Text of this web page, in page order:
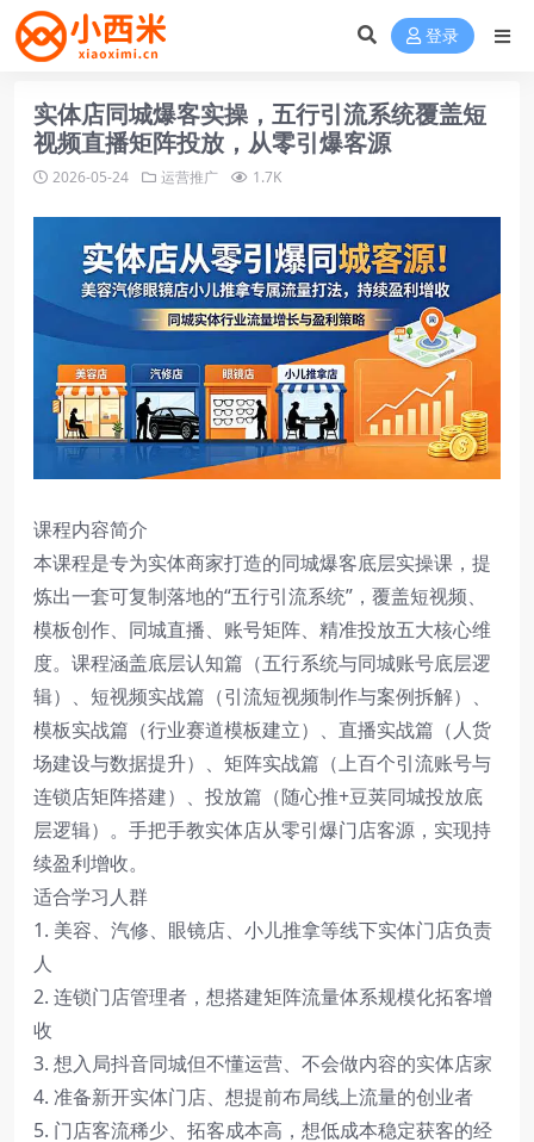
登录
实体店同城爆客实操，五行引流系统覆盖短
视频直播矩阵投放，从零引爆客源
2026-05-24 运营推广 1.7K
课程内容简介
本课程是专为实体商家打造的同城爆客底层实操课，提
炼出一套可复制落地的“五行引流系统”，覆盖短视频、
模板创作、同城直播、账号矩阵、精准投放五大核心维
度。课程涵盖底层认知篇（五行系统与同城账号底层逻
辑）、短视频实战篇（引流短视频制作与案例拆解）、
模板实战篇（行业赛道模板建立）、直播实战篇（人货
场建设与数据提升）、矩阵实战篇（上百个引流账号与
连锁店矩阵搭建）、投放篇（随心推+豆荚同城投放底
层逻辑）。手把手教实体店从零引爆门店客源，实现持
续盈利增收。
适合学习人群
1. 美容、汽修、眼镜店、小儿推拿等线下实体门店负责
人
2. 连锁门店管理者，想搭建矩阵流量体系规模化拓客增
收
3. 想入局抖音同城但不懂运营、不会做内容的实体店家
4. 准备新开实体门店、想提前布局线上流量的创业者
5. 门店客流稀少、拓客成本高，想低成本稳定获客的经